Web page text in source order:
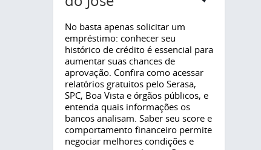
No basta apenas solicitar um
empréstimo: conhecer seu
histórico de crédito é essencial para
aumentar suas chances de
aprovação. Confira como acessar
relatórios gratuitos pelo Serasa,
SPC, Boa Vista e órgãos públicos, e
entenda quais informações os
bancos analisam. Saber seu score e
comportamento financeiro permite
negociar melhores condições e